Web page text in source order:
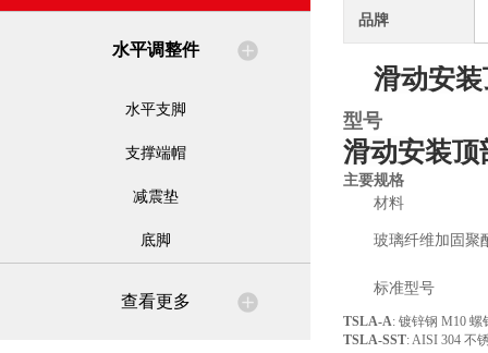
水平调整件
水平支脚
支撑端帽
减震垫
底脚
查看更多
品牌
滑动安
型号
滑动安装顶
主要规格
材料
玻璃纤维加固聚
标准型号
TSLA-A: 镀锌钢 M10
TSLA-SST: AISI 304 不